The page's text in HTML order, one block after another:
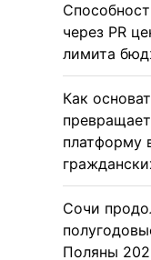
через PR
лимита
Как
платформу
Сочи
Поляны